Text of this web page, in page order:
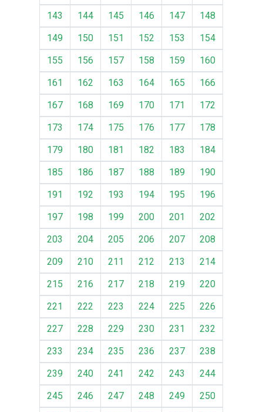
143
144 145 146 147
148
149
150 151 152 153
154
155
156 157 158 159
160
161
162 163 164 165
166
167
168 169 170 171
172
173
174 175 176 177
178
179
180 181 182 183
184
185
186 187 188 189
190
191
192 193 194 195
196
197
198 199 200 201
202
203
204 205 206 207
208
209
210 211 212 213
214
215
216 217 218 219
220
221
222 223 224 225
226
227
228 229 230 231
232
233
234 235 236 237
238
239
240 241 242 243
244
245
246 247 248 249
250